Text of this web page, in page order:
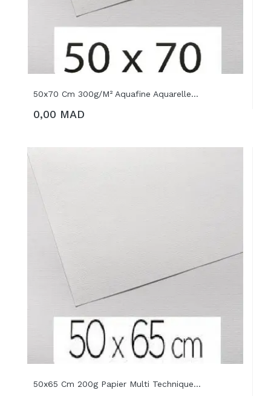
50x70 Cm 300g/m² Aquafine Aquarelle...
0,00 MAD
50x65 Cm 200g Papier Multi Technique...